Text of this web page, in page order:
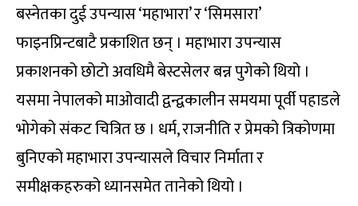
बस्नेतका दुई उपन्यास ‘महाभारा’ र ‘सिमसारा’
फाइनप्रिन्टबाटै प्रकाशित छन् । महाभारा उपन्यास
प्रकाशनको छोटो अवधिमै बेस्टसेलर बन्न पुगेको थियो ।
यसमा नेपालको माओवादी द्वन्द्वकालीन समयमा पूर्वी पहाडले
भोगेको संकट चित्रित छ । धर्म, राजनीति र प्रेमको त्रिकोणमा
बुनिएको महाभारा उपन्यासले विचार निर्माता र
समीक्षकहरुको ध्यानसमेत तानेको थियो ।